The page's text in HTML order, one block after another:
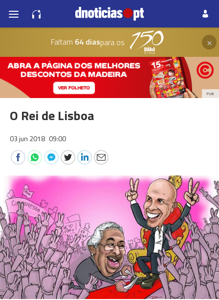
Faltam 64 diaspara os ×
PUB
O Rei de Lisboa
03 jun 2018 09:00